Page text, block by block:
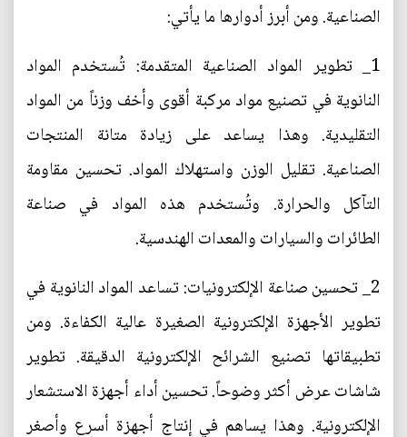
الصناعية. ومن أبرز أدوارها ما يأتي:
1_ تطوير المواد الصناعية المتقدمة: تُستخدم المواد
النانوية في تصنيع مواد مركبة أقوى وأخف وزناً من المواد
التقليدية. وهذا يساعد على زيادة متانة المنتجات
الصناعية. تقليل الوزن واستهلاك المواد. تحسين مقاومة
التآكل والحرارة. وتُستخدم هذه المواد في صناعة
الطائرات والسيارات والمعدات الهندسية.
2_ تحسين صناعة الإلكترونيات: تساعد المواد النانوية في
تطوير الأجهزة الإلكترونية الصغيرة عالية الكفاءة. ومن
تطبيقاتها تصنيع الشرائح الإلكترونية الدقيقة. تطوير
شاشات عرض أكثر وضوحاً. تحسين أداء أجهزة الاستشعار
الإلكترونية. وهذا يساهم في إنتاج أجهزة أسرع وأصغر